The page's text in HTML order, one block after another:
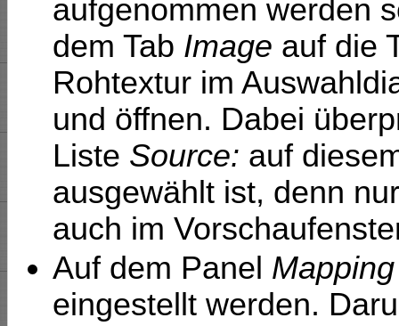
aufgenommen werden
dem Tab Image auf die
Rohtextur im
und öffnen. Dabei
Liste Source: auf
ausgewählt ist, denn
auch im
Auf dem Panel Mapping
eingestellt werden.